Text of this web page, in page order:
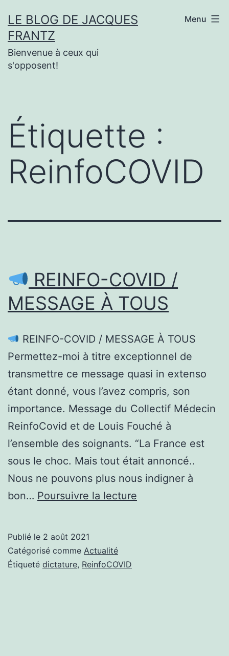
au
contenu
LE BLOG DE JACQUES
FRANTZ
Bienvenue à ceux qui
s'opposent!
Menu
Étiquette :
ReinfoCOVID
REINFO-COVID /
MESSAGE À TOUS
REINFO-COVID / MESSAGE À TOUS
Permettez-moi à titre exceptionnel de
transmettre ce message quasi in extenso
étant donné, vous l’avez compris, son
importance. Message du Collectif Médecin
ReinfoCovid et de Louis Fouché à
l’ensemble des soignants. “La France est
sous le choc. Mais tout était annoncé.‌.
Nous ne pouvons plus nous indigner à
bon… Poursuivre la lecture
Publié le 2 août 2021
Catégorisé comme Actualité
Étiqueté dictature, ReinfoCOVID